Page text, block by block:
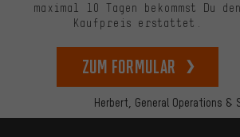
Herbert, General Operations &
maximal 10 Tagen bekommst Du den
Kaufpreis erstattet.
zum Formular